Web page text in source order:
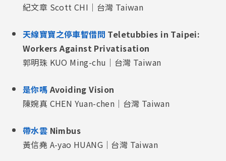
紀文章 Scott CHI｜台灣 Taiwan
天線寶寶之停車暫借問 Teletubbies in Taipei:
Workers Against Privatisation
郭明珠 KUO Ming-chu｜台灣 Taiwan
是你嗎Avoiding Vision
陳婉真 CHEN Yuan-chen｜台灣 Taiwan
帶水雲 Nimbus
黃信堯 A-yao HUANG｜台灣 Taiwan